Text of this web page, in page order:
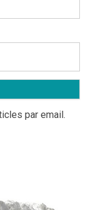
par email.